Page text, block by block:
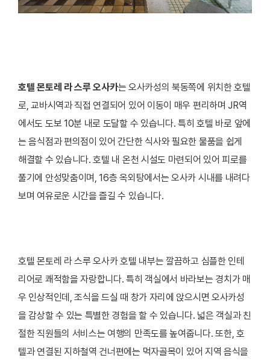
호텔 몬토레 라 스루 오사카는 오사카성의 북동쪽에 위치한 호텔
로, 교바시역과 직접 연결되어 있어 이동이 매우 편리하며 JR역
에서도 도보 10분 내로 도달할 수 있습니다. 특히 호텔 바로 앞에
는 음식점과 편의점이 있어 간단한 식사와 필요한 물품을 쉽게
해결할 수 있습니다. 호텔 내 온천 시설도 마련되어 있어 피로를
풀기에 안성맞춤이며, 16층 옥외탕에서는 오사카 시내를 내려다
보며 여유로운 시간을 즐길 수 있습니다.
호텔 몬토레 라 스루 오사카 호텔 내부는 깔끔하고 심플한 인테
리어로 쾌적함을 자랑합니다. 특히 객실에서 바라보는 경치가 매
우 인상적인데, 조식을 드실 때 창가 자리에 앉으시면 오사카성
을 감상할 수 있는 특별한 경험을 할 수 있습니다. 넓은 객실과 친
절한 직원들의 서비스는 여행의 만족도를 높여줍니다. 또한, 호
텔과 연결된 지하철역 건너편에는 먹자골목이 있어 지역 음식을